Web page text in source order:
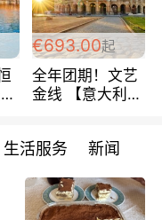
€693.00起
全年团期！文艺
金线 【意大利一
每周铁发！
生活服务 新闻